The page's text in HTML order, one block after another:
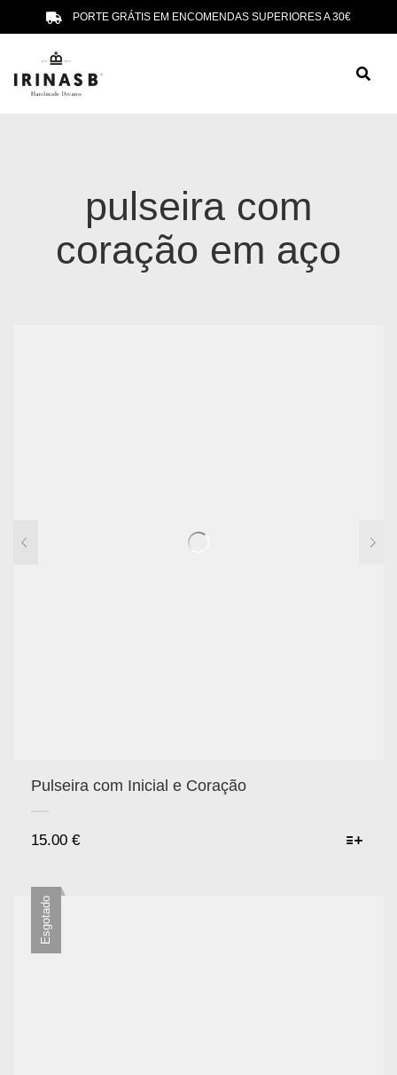
PORTE GRÁTIS EM ENCOMENDAS SUPERIORES A 30€
pulseira com
coração em aço
Pulseira com Inicial e Coração
15.00 €
Esgotado